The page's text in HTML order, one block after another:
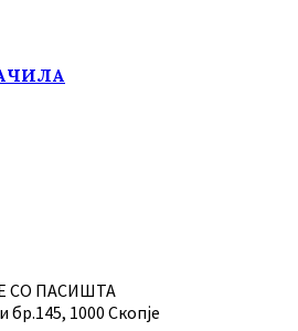
СО ПАСИШТА
1000 Скопје